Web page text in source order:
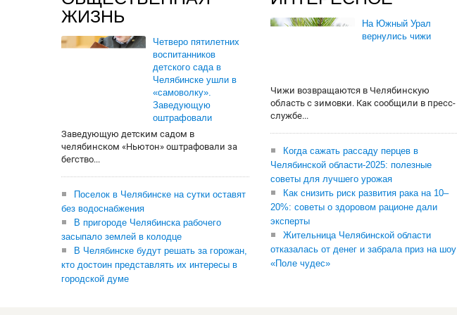
ЖИЗНЬ
Четверо пятилетних
воспитанников
детского сада в
Челябинске ушли в
«самоволку».
Заведующую
оштрафовали
Заведующую детским садом в
челябинском «Ньютон» оштрафовали за
бегство...
Поселок в Челябинске на сутки оставят
без водоснабжения
В пригороде Челябинска рабочего
засыпало землей в колодце
В Челябинске будут решать за горожан,
кто достоин представлять их интересы в
городской думе
На Южный Урал
вернулись чижи
Чижи возвращаются в Челябинскую
область с зимовки. Как сообщили в пресс-
службе...
Когда сажать рассаду перцев в
Челябинской области-2025: полезные
советы для лучшего урожая
Как снизить риск развития рака на 10–
20%: советы о здоровом рационе дали
эксперты
Жительница Челябинской области
отказалась от денег и забрала приз на шоу
«Поле чудес»